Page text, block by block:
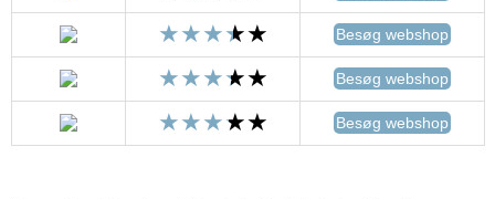
Besøg webshop
Besøg webshop
Besøg webshop